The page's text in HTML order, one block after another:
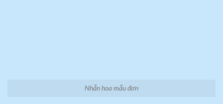
Nhẫn hoa mẫu đơn